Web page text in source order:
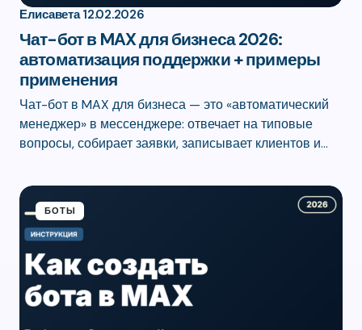
Елисавета 12.02.2026
Чат-бот в MAX для бизнеса 2026:
автоматизация поддержки + примеры
применения
Чат-бот в MAX для бизнеса — это «автоматический
менеджер» в мессенджере: отвечает на типовые
вопросы, собирает заявки, записывает клиентов и…
БОТЫ